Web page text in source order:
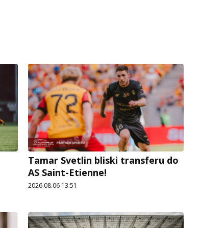
Tamar Svetlin bliski transferu do
AS Saint-Etienne!
2026.08.06 13:51